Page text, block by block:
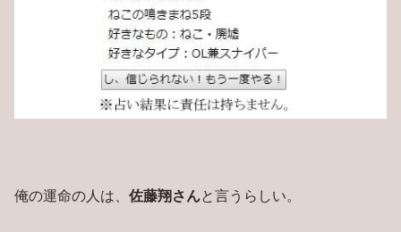
俺の運命の人は、 佐藤翔さんと言うらしい。